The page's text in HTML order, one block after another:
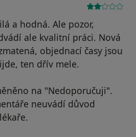
a hodná. Ale pozor,
ale kvalitní práci. Nová
objednací časy jsou
ten dřív mele.
na "Nedoporučuji".
neuvádí důvod